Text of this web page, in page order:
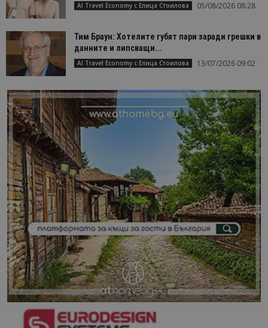
AI Travel Economy с Елица Стоилова 05/08/2026 08:28
Тим Браун: Хотелите губят пари заради грешки в
данните и липсващи...
AI Travel Economy с Елица Стоилова 13/07/2026 09:02